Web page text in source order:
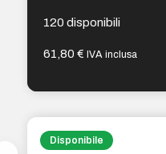
120 disponibili
61,80€ IVA inclusa
Disponibile